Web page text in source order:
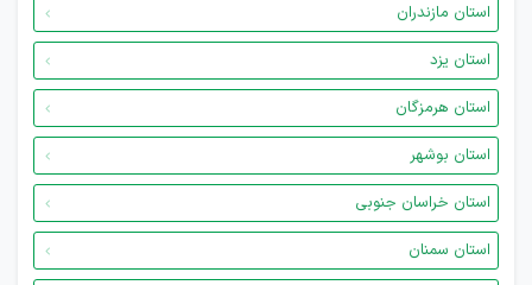
استان مازندران
استان یزد
استان هرمزگان
استان بوشهر
استان خراسان جنوبی
استان سمنان